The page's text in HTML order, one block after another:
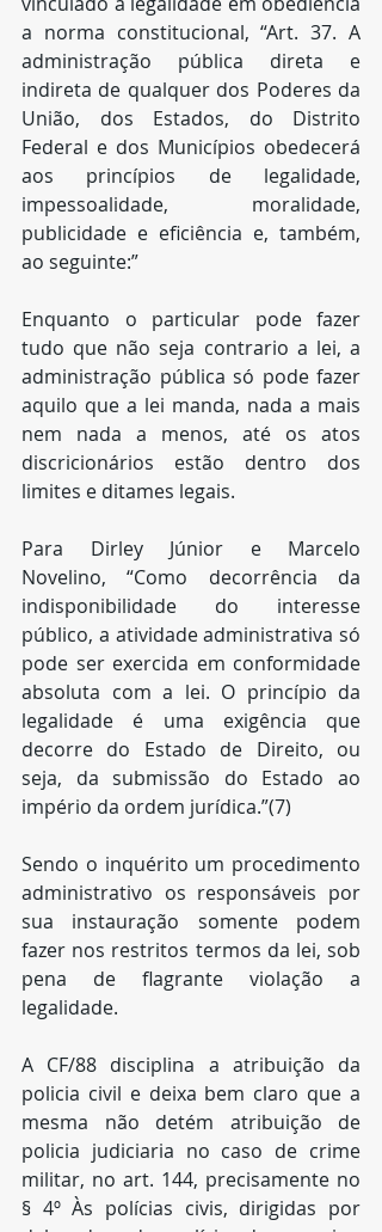
a norma constitucional, “Art. 37. A
administração pública direta e
indireta de qualquer dos Poderes da
União, dos Estados, do Distrito
Federal e dos Municípios obedecerá
aos princípios de legalidade,
impessoalidade, moralidade,
publicidade e eficiência e, também,
ao seguinte:”
Enquanto o particular pode fazer
tudo que não seja contrario a lei, a
administração pública só pode fazer
aquilo que a lei manda, nada a mais
nem nada a menos, até os atos
discricionários estão dentro dos
limites e ditames legais.
Para Dirley Júnior e Marcelo
Novelino, “Como decorrência da
indisponibilidade do interesse
público, a atividade administrativa só
pode ser exercida em conformidade
absoluta com a lei. O princípio da
legalidade é uma exigência que
decorre do Estado de Direito, ou
seja, da submissão do Estado ao
império da ordem jurídica.”(7)
Sendo o inquérito um procedimento
administrativo os responsáveis por
sua instauração somente podem
fazer nos restritos termos da lei, sob
pena de flagrante violação a
legalidade.
A CF/88 disciplina a atribuição da
policia civil e deixa bem claro que a
mesma não detém atribuição de
policia judiciaria no caso de crime
militar, no art. 144, precisamente no
§ 4º Às polícias civis, dirigidas por